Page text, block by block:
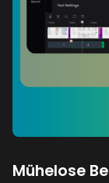
Mühelose